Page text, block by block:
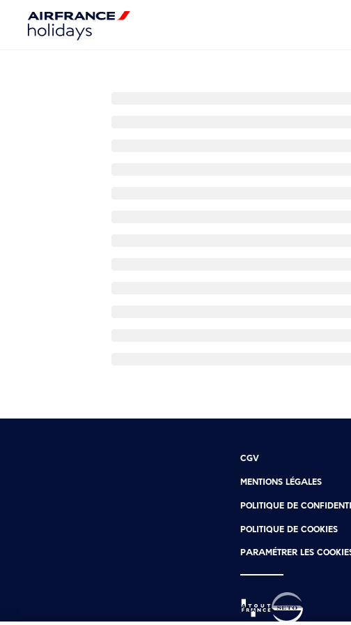
CGV
MENTIONS LÉGALES
POLITIQUE DE
POLITIQUE DE COOKIES
PARAMÉTRER LES